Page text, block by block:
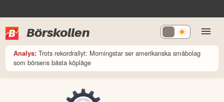
Börskollen
Analys: Trots rekordrallyt: Morningstar ser amerikanska småbolag
som börsens bästa köpläge